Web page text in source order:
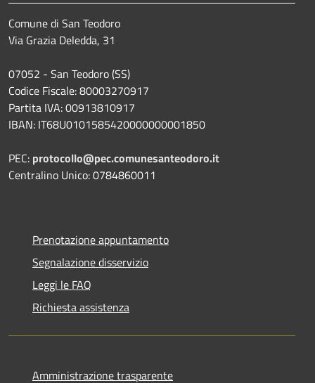
Comune di San Teodoro
Via Grazia Deledda, 31
07052 - San Teodoro (SS)
Codice Fiscale: 80003270917
Partita IVA: 00913810917
IBAN: IT68U0101585420000000001850
PEC: protocollo@pec.comunesanteodoro.it
Centralino Unico: 0784860011
Prenotazione appuntamento
Segnalazione disservizio
Leggi le FAQ
Richiesta assistenza
Amministrazione trasparente